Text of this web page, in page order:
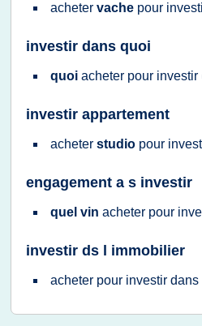
acheter vache pour
investir dans quoi
quoi acheter pour investir
investir appartement
acheter studio pour
engagement a s investir
quel vin acheter pour
investir ds l immobilier
acheter pour investir dans